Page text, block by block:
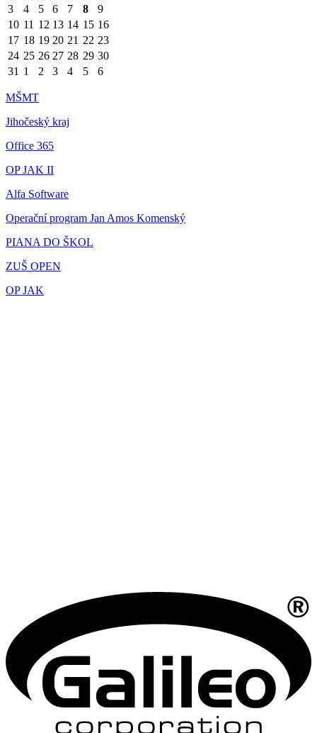
3
4 5 6 7 8
9
10 11 12 13 14 15 16
17 18 19 20 21 22 23
24 25 26 27 28 29 30
31 1 2 3 4 5 6
MŠMT
Jihočeský kraj
Office 365
OP JAK II
Alfa Software
Operační program Jan Amos Komenský
PIANA DO ŠKOL
ZUŠ OPEN
OP JAK